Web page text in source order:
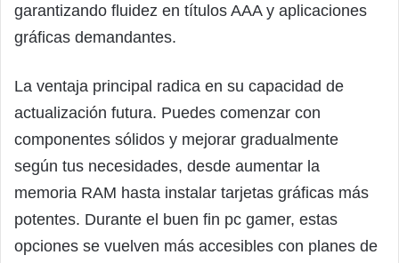
garantizando fluidez en títulos AAA y aplicaciones
gráficas demandantes.
La ventaja principal radica en su capacidad de
actualización futura. Puedes comenzar con
componentes sólidos y mejorar gradualmente
según tus necesidades, desde aumentar la
memoria RAM hasta instalar tarjetas gráficas más
potentes. Durante el buen fin pc gamer, estas
opciones se vuelven más accesibles con planes de